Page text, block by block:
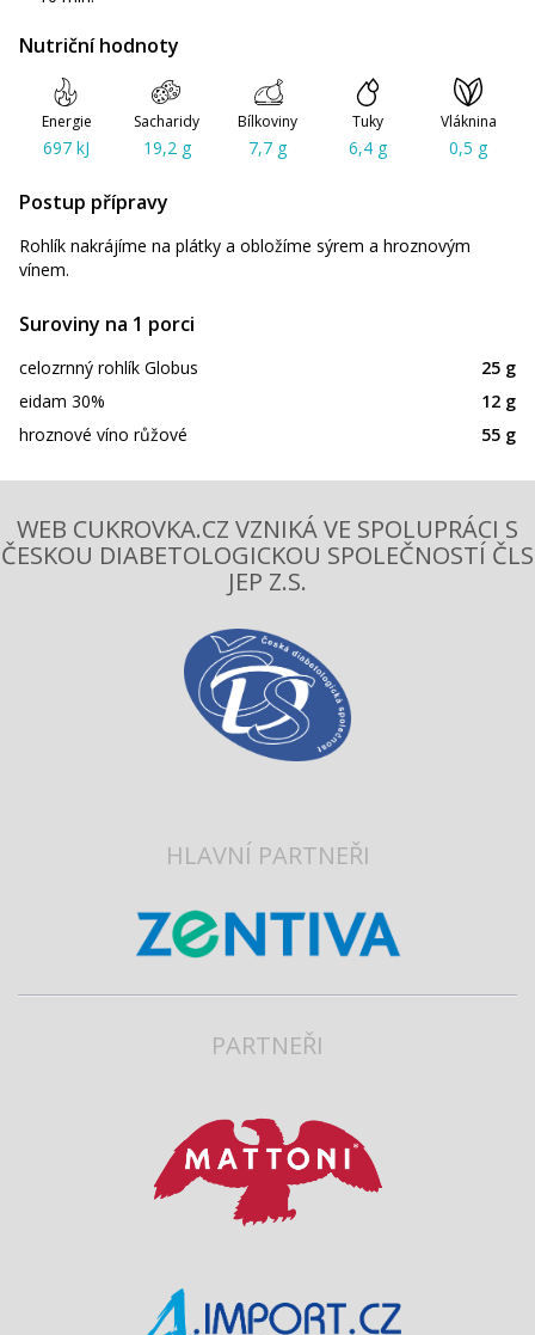
Nutriční hodnoty
Energie
697 kJ
Sacharidy
19,2 g
Bílkoviny
7,7 g
Tuky
6,4 g
Vláknina
0,5 g
Postup přípravy
Rohlík nakrájíme na plátky a obložíme sýrem a hroznovým
vínem.
Suroviny na 1 porci
celozrnný rohlík Globus
25 g
eidam 30%
12 g
hroznové víno růžové
55 g
WEB CUKROVKA.CZ VZNIKÁ VE SPOLUPRÁCI S
ČESKOU DIABETOLOGICKOU SPOLEČNOSTÍ ČLS
JEP Z.S.
HLAVNÍ PARTNEŘI
PARTNEŘI